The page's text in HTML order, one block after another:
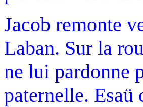
Jacob remonte
Laban. Sur la
ne lui pardonne
paternelle. Esaü